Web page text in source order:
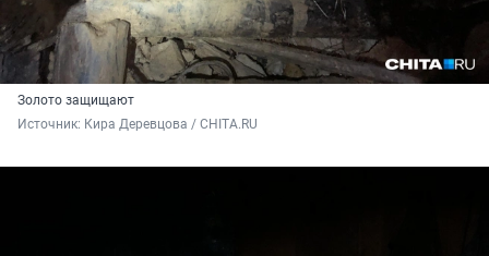
Золото защищают
Источник: Кира Деревцова / CHITA.RU